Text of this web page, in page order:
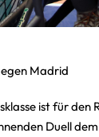
Madrid
ist für
Duell